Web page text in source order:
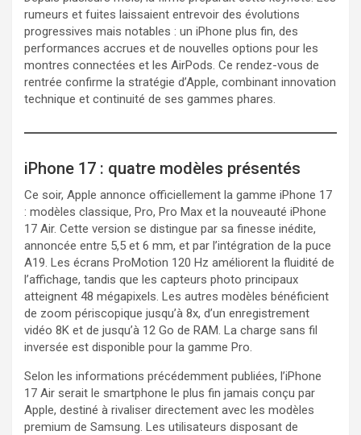
rumeurs et fuites laissaient entrevoir des évolutions
progressives mais notables : un iPhone plus fin, des
performances accrues et de nouvelles options pour les
montres connectées et les AirPods. Ce rendez-vous de
rentrée confirme la stratégie d’Apple, combinant innovation
technique et continuité de ses gammes phares.
iPhone 17 : quatre modèles présentés
Ce soir, Apple annonce officiellement la gamme iPhone 17
: modèles classique, Pro, Pro Max et la nouveauté iPhone
17 Air. Cette version se distingue par sa finesse inédite,
annoncée entre 5,5 et 6 mm, et par l’intégration de la puce
A19. Les écrans ProMotion 120 Hz améliorent la fluidité de
l’affichage, tandis que les capteurs photo principaux
atteignent 48 mégapixels. Les autres modèles bénéficient
de zoom périscopique jusqu’à 8x, d’un enregistrement
vidéo 8K et de jusqu’à 12 Go de RAM. La charge sans fil
inversée est disponible pour la gamme Pro.
Selon les informations précédemment publiées, l’iPhone
17 Air serait le smartphone le plus fin jamais conçu par
Apple, destiné à rivaliser directement avec les modèles
premium de Samsung. Les utilisateurs disposant de